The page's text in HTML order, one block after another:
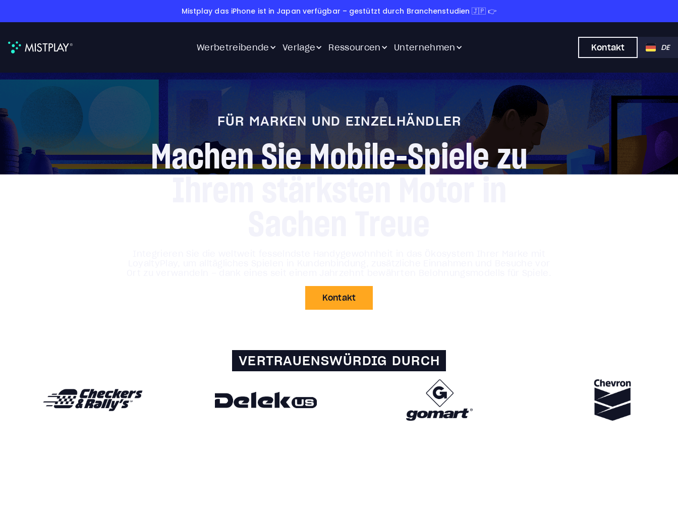
Mistplay das iPhone ist in Japan verfügbar – gestützt durch Branchenstudien 🇯🇵 👉
Werbetreibende Verlage Ressourcen Unternehmen DE
Kontakt
FÜR MARKEN UND EINZELHÄNDLER
Machen Sie Mobile-Spiele zu
Kontakt
VERTRAUENSWÜRDIG DURCH